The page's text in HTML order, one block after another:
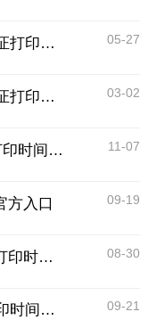
2025年5月天津证券预约测试准考证打印入口26日15时开通 05-27
2024年3月天津证券从业考试准考证打印时间 03-02
2023天津证券从业11专场准考证打印时间：11月22日15:00 11-07
方入口 09-19
天津9月证券从业专场考试准考证打印时间及流程 08-30
2022年9月证券从业考试准考证打印时间及流程 09-21